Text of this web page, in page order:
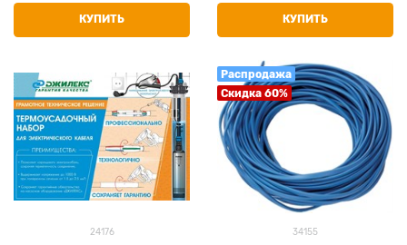
КУПИТЬ КУПИТЬ
24176
Распродажа
Скидка 60%
34155